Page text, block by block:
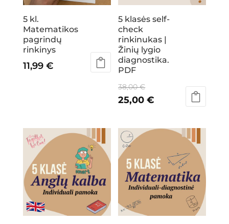
5 kl.
Matematikos
pagrindų
rinkinys
11,99 €
5 klasės self-
check
rinkinukas |
Žinių lygio
diagnostika.
PDF
38,00€
price
38,00 €.
25,00€
is:
25,00 €.